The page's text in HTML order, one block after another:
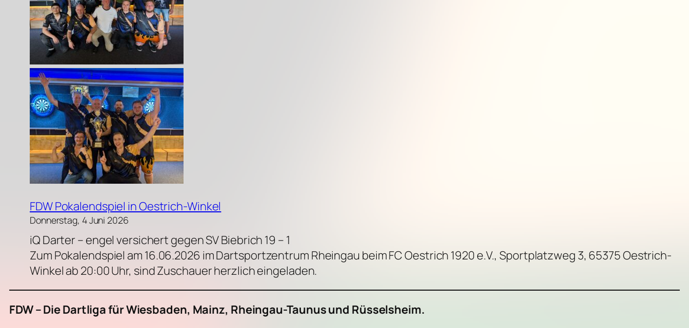
FDW Pokalendspiel in Oestrich-Winkel
Donnerstag, 4 Juni 2026
iQ Darter – engel versichert gegen SV Biebrich 19 – 1
Zum Pokalendspiel am 16.06.2026 im Dartsportzentrum Rheingau beim FC Oestrich 1920 e.V., Sportplatzweg 3, 65375 Oestrich-
Winkel ab 20:00 Uhr, sind Zuschauer herzlich eingeladen.
FDW – Die Dartliga für Wiesbaden, Mainz, Rheingau-Taunus und Rüsselsheim.